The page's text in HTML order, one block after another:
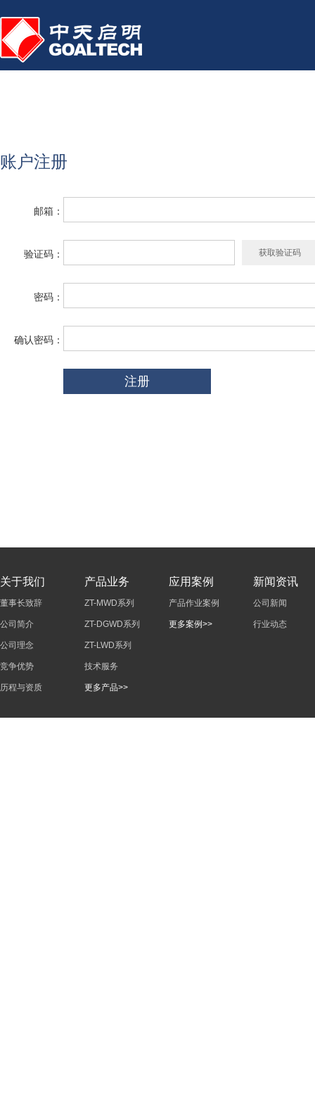
账户注册
邮箱：
验证码：
密码：
确认密码：
关于我们
董事长致辞
公司简介
公司理念
竞争优势
历程与资质
产品业务
ZT-MWD系列
ZT-DGWD系列
ZT-LWD系列
技术服务
更多产品>>
应用案例
产品作业案例
更多案例>>
新闻资讯
公司新闻
行业动态